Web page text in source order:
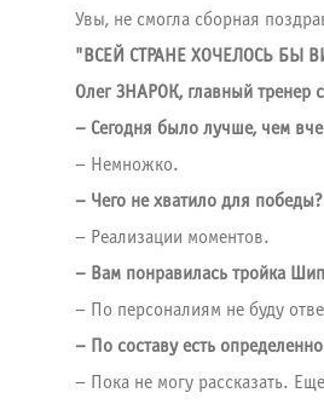
Увы, не смогла сборная
"ВСЕЙ СТРАНЕ ХОЧЕЛОСЬ БЫ
Олег ЗНАРОК, главный тренер
– Сегодня было лучше, чем
– Немножко.
– Чего не хватило для победы?
– Реализации моментов.
– Вам понравилась тройка
– По персоналиям не буду
– По составу есть
– Пока не могу рассказать.